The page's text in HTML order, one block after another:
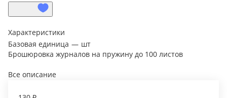
Характеристики
Базовая единица — шт
Брошюровка журналов на пружину до 100 листов
Все описание